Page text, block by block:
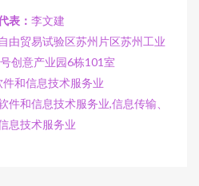
表： 李文建
由贸易试验区苏州片区苏州工业
创意产业园6栋101室
件和信息技术服务业
件和信息技术服务业,信息传输、
息技术服务业